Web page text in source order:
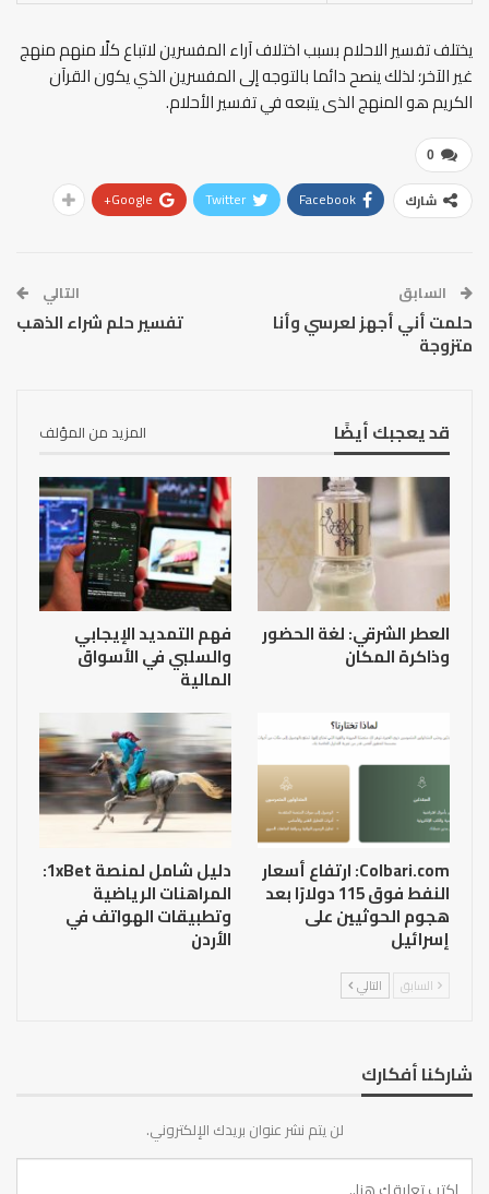
يختلف تفسير الاحلام بسبب اختلاف آراء المفسرين لاتباع كلًا منهم منهج
غير الآخر؛ لذلك ينصح دائما بالتوجه إلى المفسرين الذي يكون القرآن
الكريم هو المنهج الذى يتبعه في تفسير الأحلام.
0
شارك Facebook
Twitter
Google+
السابق
حلمت أني أجهز لعرسي وأنا
متزوجة
التالي
تفسير حلم شراء الذهب
قد يعجبك أيضًا المزيد من المؤلف
العطر الشرقي: لغة الحضور
وذاكرة المكان
فهم التمديد الإيجابي
والسلبي في الأسواق
المالية
Colbari.com: ارتفاع أسعار
النفط فوق 115 دولارًا بعد
هجوم الحوثيين على
إسرائيل
دليل شامل لمنصة 1xBet:
المراهنات الرياضية
وتطبيقات الهواتف في
الأردن
السابق التالي
شاركنا أفكارك
لن يتم نشر عنوان بريدك الإلكتروني.